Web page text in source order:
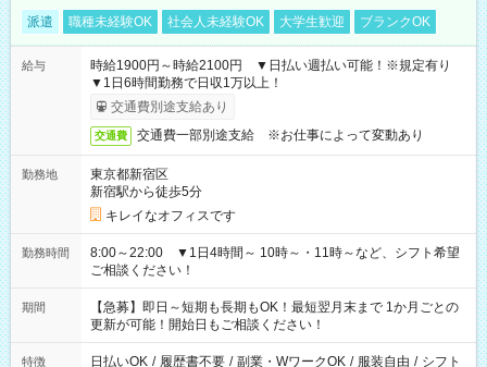
派遣 職種未経験OK 社会人未経験OK 大学生歓迎 ブランクOK
給与
時給1900円～時給2100円 ▼日払い週払い可能！※規定有り
▼1日6時間勤務で日収1万以上！
交通費別途支給あり
交通費 交通費一部別途支給 ※お仕事によって変動あり
勤務地
東京都新宿区
新宿駅から徒歩5分
キレイなオフィスです
勤務時間
8:00～22:00 ▼1日4時間～ 10時～・11時～など、シフト希望
ご相談ください！
期間
【急募】即日～短期も長期もOK！最短翌月末まで 1か月ごとの
更新が可能！開始日もご相談ください！
特徴 日払いOK / 履歴書不要 / 副業・WワークOK / 服装自由 / シフト